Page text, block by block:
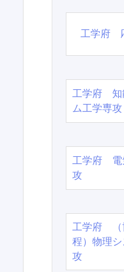
工学府
工学府 知
ム工学専攻
工学府 電
攻
工学府 （
程）物理
攻